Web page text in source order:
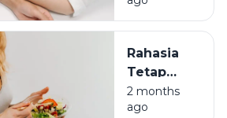
Awas
Tinggi di
Usia 30
Rahasia
Tetap
Bugar di
Usia 30
2 months
ago